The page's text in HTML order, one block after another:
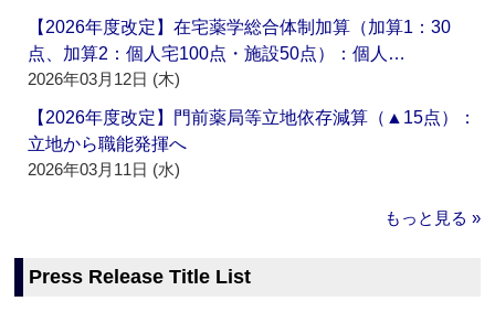
【2026年度改定】在宅薬学総合体制加算（加算1：30
点、加算2：個人宅100点・施設50点）：個人…
2026年03月12日 (木)
【2026年度改定】門前薬局等立地依存減算（▲15点）：
立地から職能発揮へ
2026年03月11日 (水)
もっと見る »
Press Release Title List